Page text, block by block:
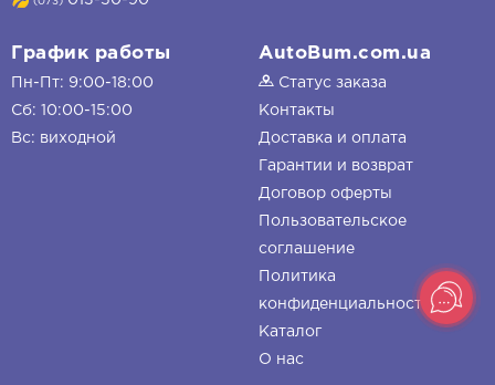
График работы
Пн-Пт: 9:00-18:00
Сб: 10:00-15:00
Вс: виходной
AutoBum.com.ua
Статус заказа
Контакты
Доставка и оплата
Гарантии и возврат
Договор оферты
Пользовательское
соглашение
Политика
конфиденциальности
Каталог
О нас